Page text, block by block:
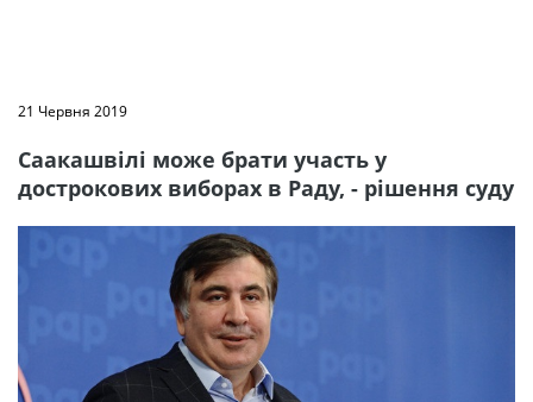
21 Червня 2019
Саакашвілі може брати участь у
дострокових виборах в Раду, - рішення суду